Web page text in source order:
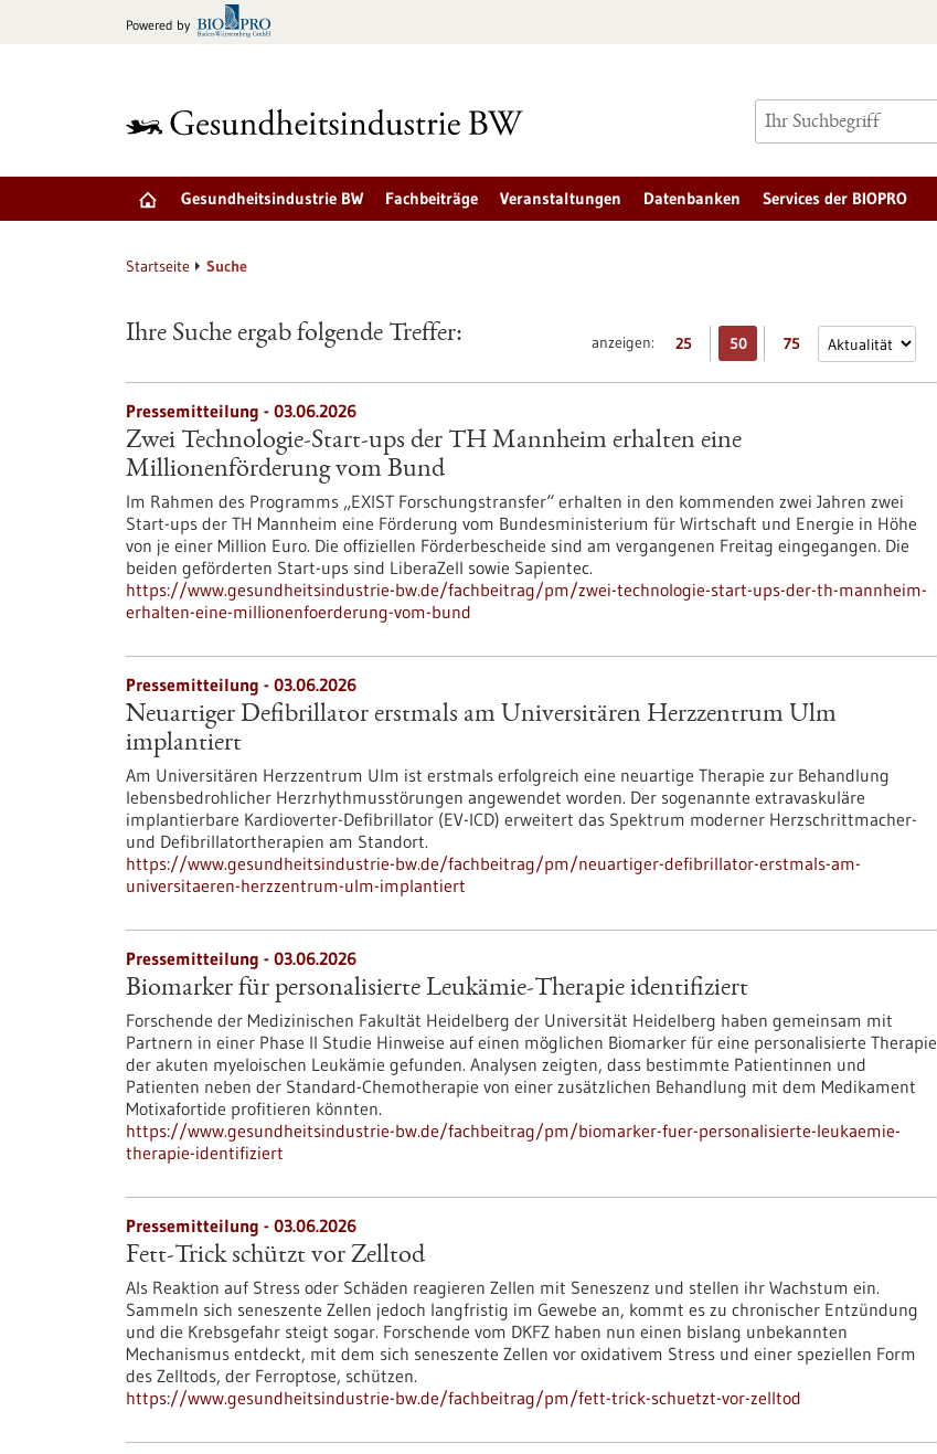
Powered by
Gesundheitsindustrie BW Fachbeiträge Veranstaltungen Datenbanken Services der BIOPRO
Startseite Suche
anzeigen: 25 50 75
Ihre Suche ergab folgende Treffer:
Pressemitteilung - 03.06.2026
Zwei Technologie-Start-ups der TH Mannheim erhalten eine
Millionenförderung vom Bund
Im Rahmen des Programms „EXIST Forschungstransfer“ erhalten in den kommenden zwei Jahren zwei
Start-ups der TH Mannheim eine Förderung vom Bundesministerium für Wirtschaft und Energie in Höhe
von je einer Million Euro. Die offiziellen Förderbescheide sind am vergangenen Freitag eingegangen. Die
beiden geförderten Start-ups sind LiberaZell sowie Sapientec.
https://www.gesundheitsindustrie-bw.de/fachbeitrag/pm/zwei-technologie-start-ups-der-th-mannheim-
erhalten-eine-millionenfoerderung-vom-bund
Pressemitteilung - 03.06.2026
Neuartiger Defibrillator erstmals am Universitären Herzzentrum Ulm
implantiert
Am Universitären Herzzentrum Ulm ist erstmals erfolgreich eine neuartige Therapie zur Behandlung
lebensbedrohlicher Herzrhythmusstörungen angewendet worden. Der sogenannte extravaskuläre
implantierbare Kardioverter-​Defibrillator (EV-​ICD) erweitert das Spektrum moderner Herzschrittmacher-​
und Defibrillatortherapien am Standort.
https://www.gesundheitsindustrie-bw.de/fachbeitrag/pm/neuartiger-defibrillator-erstmals-am-
universitaeren-herzzentrum-ulm-implantiert
Pressemitteilung - 03.06.2026
Biomarker für personalisierte Leukämie-Therapie identifiziert
Forschende der Medizinischen Fakultät Heidelberg der Universität Heidelberg haben gemeinsam mit
Partnern in einer Phase II Studie Hinweise auf einen möglichen Biomarker für eine personalisierte Therapie
der akuten myeloischen Leukämie gefunden. Analysen zeigten, dass bestimmte Patientinnen und
Patienten neben der Standard-Chemotherapie von einer zusätzlichen Behandlung mit dem Medikament
Motixafortide profitieren könnten.
https://www.gesundheitsindustrie-bw.de/fachbeitrag/pm/biomarker-fuer-personalisierte-leukaemie-
therapie-identifiziert
Pressemitteilung - 03.06.2026
Fett-Trick schützt vor Zelltod
Als Reaktion auf Stress oder Schäden reagieren Zellen mit Seneszenz und stellen ihr Wachstum ein.
Sammeln sich seneszente Zellen jedoch langfristig im Gewebe an, kommt es zu chronischer Entzündung
und die Krebsgefahr steigt sogar. Forschende vom DKFZ haben nun einen bislang unbekannten
Mechanismus entdeckt, mit dem sich seneszente Zellen vor oxidativem Stress und einer speziellen Form
des Zelltods, der Ferroptose, schützen.
https://www.gesundheitsindustrie-bw.de/fachbeitrag/pm/fett-trick-schuetzt-vor-zelltod